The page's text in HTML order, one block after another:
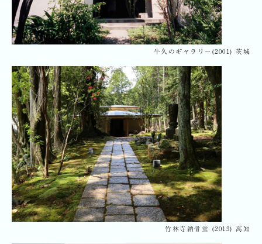
牛久のギャラリー(2001) 茨城
竹林寺納骨堂 (2013) 高知